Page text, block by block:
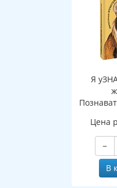
Я
Цена
−
В